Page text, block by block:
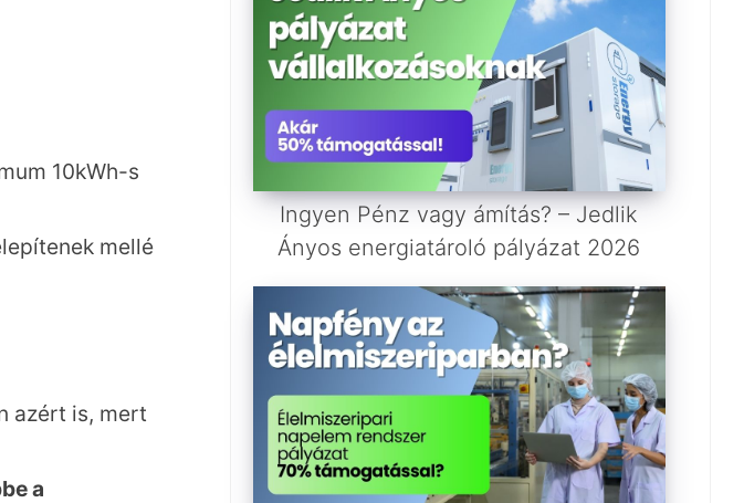
10kWh-s
mellé
azért is, mert
a
Ingyen Pénz vagy ámítás? – Jedlik
Ányos energiatároló pályázat 2026